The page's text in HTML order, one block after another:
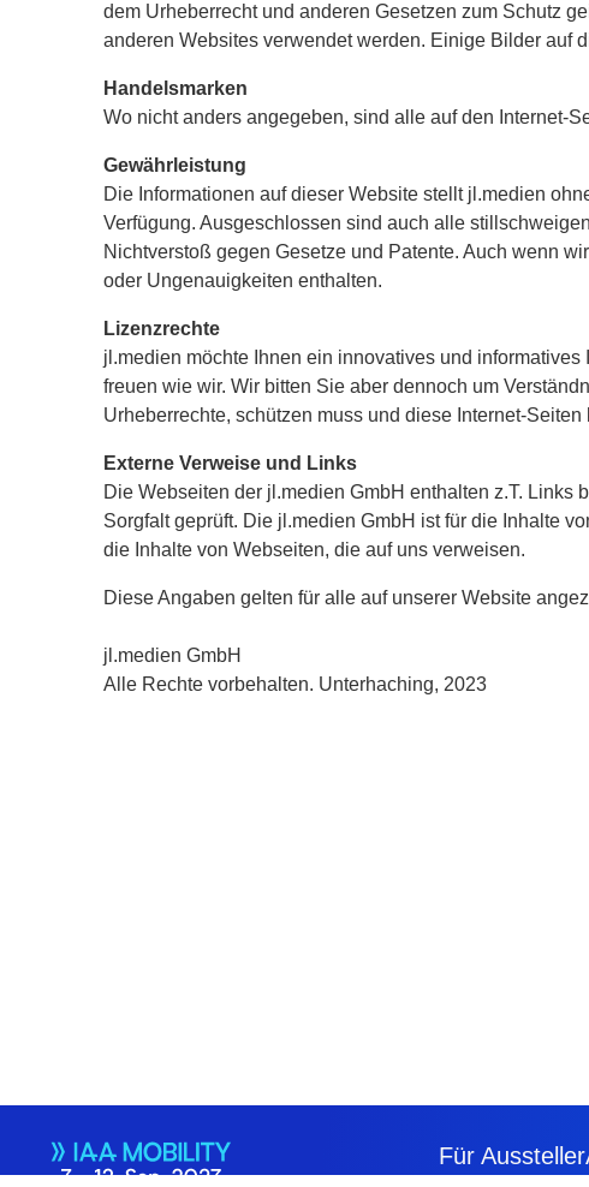
dem Urheberrecht und anderen Gesetzen zum Schutz
anderen Websites verwendet werden. Einige Bilder auf
Handelsmarken
Wo nicht anders angegeben, sind alle auf den Internet-
Gewährleistung
Die Informationen auf dieser Website stellt jl.medien
Verfügung. Ausgeschlossen sind auch alle
Nichtverstoß gegen Gesetze und Patente. Auch wenn
oder Ungenauigkeiten enthalten.
Lizenzrechte
jl.medien möchte Ihnen ein innovatives und
freuen wie wir. Wir bitten Sie aber dennoch um
Urheberrechte, schützen muss und diese Internet-
Externe Verweise und Links
Die Webseiten der jl.medien GmbH enthalten z.T.
Sorgfalt geprüft. Die jl.medien GmbH ist für die Inhalte
die Inhalte von Webseiten, die auf uns verweisen.
Diese Angaben gelten für alle auf unserer Website
jl.medien GmbH
Alle Rechte vorbehalten. Unterhaching, 2023